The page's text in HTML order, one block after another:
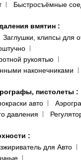
Быстросъёмные
вмятин :
Заглушки, клипсы для
рукоятью
наконечниками
пистолеты :
авто
давления
:
для Авто